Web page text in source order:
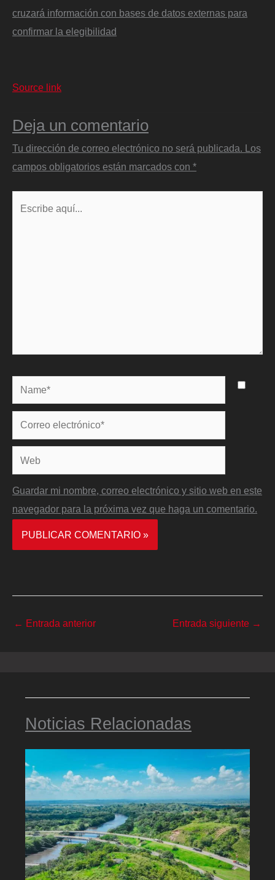
cruzará información con bases de datos externas para
confirmar la elegibilidad
Source link
Deja un comentario
Tu dirección de correo electrónico no será publicada. Los
campos obligatorios están marcados con *
Name*
Correo
electrónico*
Web
Guardar mi nombre, correo electrónico y sitio web en este
navegador para la próxima vez que haga un comentario.
← Entrada anterior Entrada siguiente →
Noticias Relacionadas